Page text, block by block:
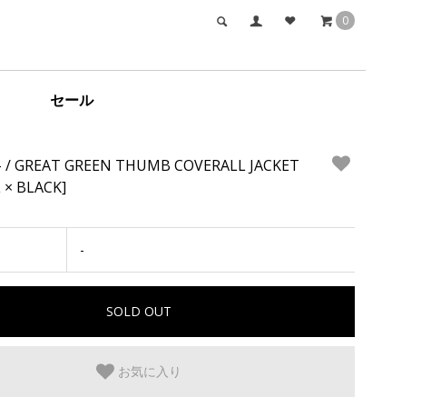
0
セール
/ GREAT GREEN THUMB COVERALL JACKET
BLACK]
-
お気に入り